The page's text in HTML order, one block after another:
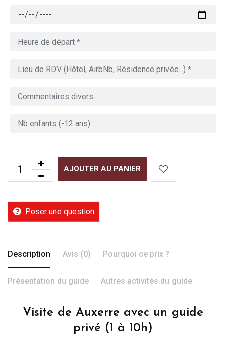
AJOUTER AU PANIER
Poser une question
Description Avis (0) Pourquoi ce prix ?
Présentation du guide Autres activités du guide
Visite de Auxerre avec un guide
privé (1 à 10h)